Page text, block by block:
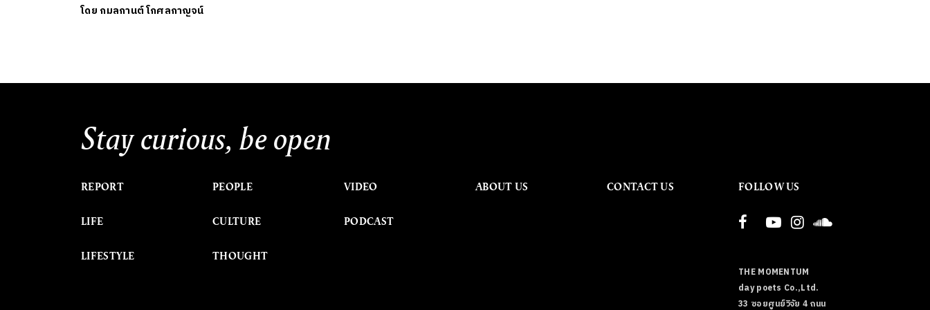
โดย กมลกานต์ โกศลกาญจน์
Stay curious, be open
REPORT
LIFE
LIFESTYLE
PEOPLE
CULTURE
THOUGHT
VIDEO
PODCAST
ABOUT US CONTACT US FOLLOW US
THE MOMENTUM
day poets Co.,Ltd.
33 ซอยศูนย์วิจัย 4 ถนน